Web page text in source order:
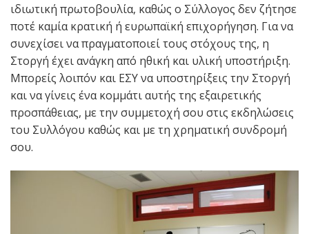
ιδιωτική πρωτοβουλία, καθώς ο Σύλλογος δεν ζήτησε
ποτέ καμία κρατική ή ευρωπαϊκή επιχορήγηση. Για να
συνεχίσει να πραγματοποιεί τους στόχους της, η
Στοργή έχει ανάγκη από ηθική και υλική υποστήριξη.
Μπορείς λοιπόν και ΕΣΥ να υποστηρίξεις την Στοργή
και να γίνεις ένα κομμάτι αυτής της εξαιρετικής
προσπάθειας, με την συμμετοχή σου στις εκδηλώσεις
του Συλλόγου καθώς και με τη χρηματική συνδρομή
σου.